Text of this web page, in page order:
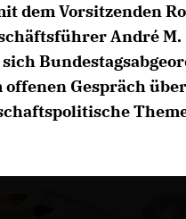
dem Vorsitzenden
André M.
offenen Gespräch über